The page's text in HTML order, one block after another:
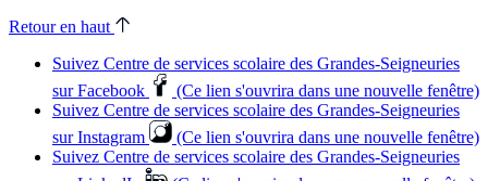
Retour en haut
Suivez Centre de services scolaire des Grandes‑Seigneuries
sur Facebook
(Ce lien s'ouvrira dans une nouvelle fenêtre)
Suivez Centre de services scolaire des Grandes‑Seigneuries
sur Instagram
(Ce lien s'ouvrira dans une nouvelle fenêtre)
Suivez Centre de services scolaire des Grandes‑Seigneuries